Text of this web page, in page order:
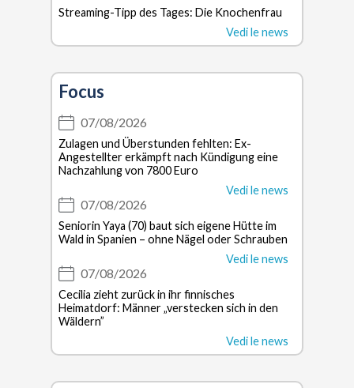
Streaming-Tipp des Tages: Die Knochenfrau
Vedi le news
Focus
07/08/2026
Zulagen und Überstunden fehlten: Ex-
Angestellter erkämpft nach Kündigung eine
Nachzahlung von 7800 Euro
Vedi le news
07/08/2026
Seniorin Yaya (70) baut sich eigene Hütte im
Wald in Spanien – ohne Nägel oder Schrauben
Vedi le news
07/08/2026
Cecilia zieht zurück in ihr finnisches
Heimatdorf: Männer „verstecken sich in den
Wäldern”
Vedi le news